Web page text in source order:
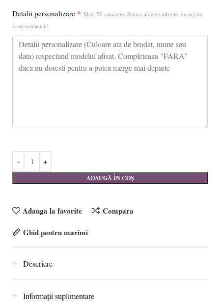
Detalii personalizare * Max. 50 caractere. Pentru modele diferite, va rugam
sa ne contactati!
ADAUGĂ ÎN COȘ
Adauga la favorite
Compara
Ghid pentru marimi
Descriere
Informații suplimentare